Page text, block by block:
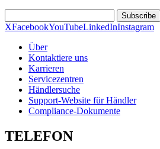
Subscribe
XFacebookYouTubeLinkedInInstagram
Über
Kontaktiere uns
Karrieren
Servicezentren
Händlersuche
Support-Website für Händler
Compliance-Dokumente
TELEFON